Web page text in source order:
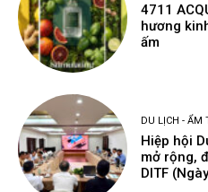
4711
hương
ấm
DU LỊCH - ẨM
Hiệp hội
mở rộng,
DITF